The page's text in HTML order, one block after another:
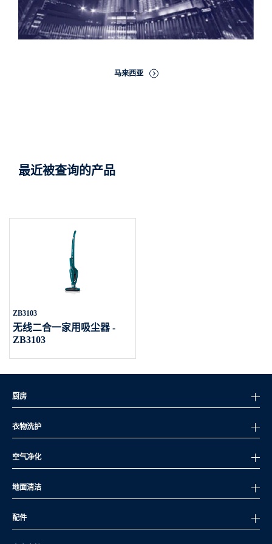
马来西亚
最近被查询的产品
ZB3103
无线二合一家用吸尘器 -
ZB3103
厨房
衣物洗护
空气净化
地面清洁
配件